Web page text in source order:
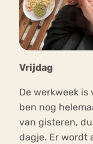
Vrijdag
De werkweek
ben nog
van gisteren,
dagje. Er wordt